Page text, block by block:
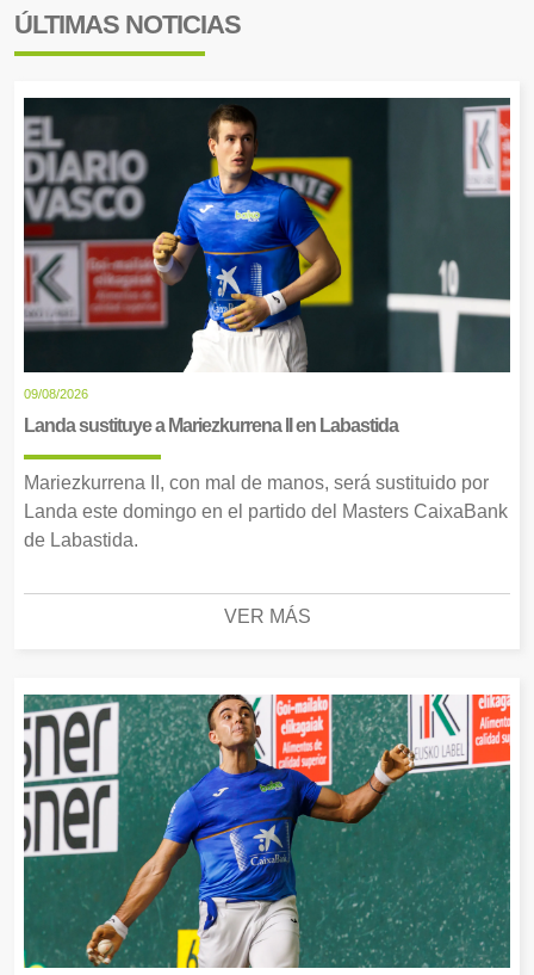
ÚLTIMAS NOTICIAS
09/08/2026
Landa sustituye a Mariezkurrena II en Labastida
Mariezkurrena II, con mal de manos, será sustituido por
Landa este domingo en el partido del Masters CaixaBank
de Labastida.
VER MÁS